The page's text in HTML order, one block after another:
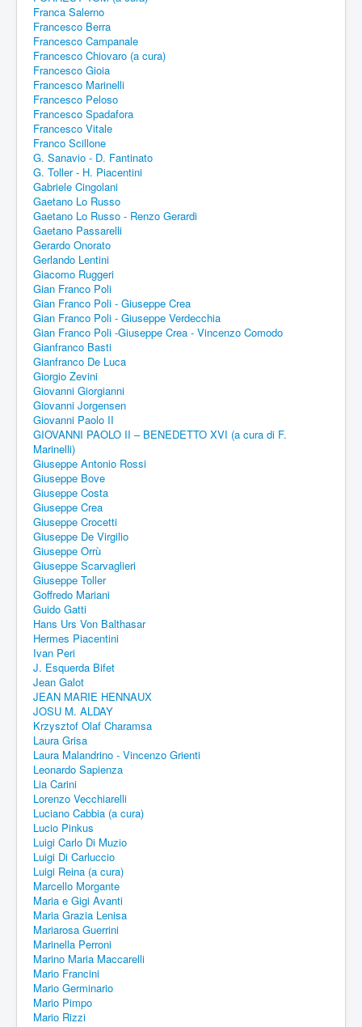
Franca Salerno
Francesco Berra
Francesco Campanale
Francesco Chiovaro (a cura)
Francesco Gioia
Francesco Marinelli
Francesco Peloso
Francesco Spadafora
Francesco Vitale
Franco Scillone
G. Sanavio - D. Fantinato
G. Toller - H. Piacentini
Gabriele Cingolani
Gaetano Lo Russo
Gaetano Lo Russo - Renzo Gerardi
Gaetano Passarelli
Gerardo Onorato
Gerlando Lentini
Giacomo Ruggeri
Gian Franco Poli
Gian Franco Poli - Giuseppe Crea
Gian Franco Poli - Giuseppe Verdecchia
Gian Franco Poli -Giuseppe Crea - Vincenzo Comodo
Gianfranco Basti
Gianfranco De Luca
Giorgio Zevini
Giovanni Giorgianni
Giovanni Jorgensen
Giovanni Paolo II
GIOVANNI PAOLO II – BENEDETTO XVI (a cura di F.
Marinelli)
Giuseppe Antonio Rossi
Giuseppe Bove
Giuseppe Costa
Giuseppe Crea
Giuseppe Crocetti
Giuseppe De Virgilio
Giuseppe Orrù
Giuseppe Scarvaglieri
Giuseppe Toller
Goffredo Mariani
Guido Gatti
Hans Urs Von Balthasar
Hermes Piacentini
Ivan Peri
J. Esquerda Bifet
Jean Galot
JEAN MARIE HENNAUX
JOSU M. ALDAY
Krzysztof Olaf Charamsa
Laura Grisa
Laura Malandrino - Vincenzo Grienti
Leonardo Sapienza
Lia Carini
Lorenzo Vecchiarelli
Luciano Cabbia (a cura)
Lucio Pinkus
Luigi Carlo Di Muzio
Luigi Di Carluccio
Luigi Reina (a cura)
Marcello Morgante
Maria e Gigi Avanti
Maria Grazia Lenisa
Mariarosa Guerrini
Marinella Perroni
Marino Maria Maccarelli
Mario Francini
Mario Germinario
Mario Pimpo
Mario Rizzi